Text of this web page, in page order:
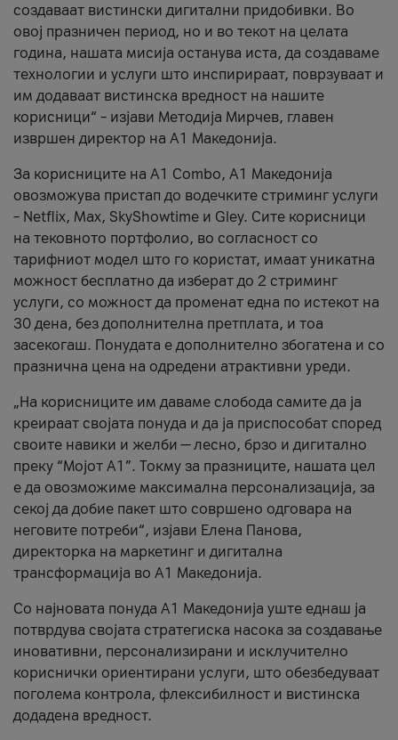
создаваат вистински дигитални придобивки. Во
овој празничен период, но и во текот на целата
година, нашата мисија останува иста, да создаваме
технологии и услуги што инспирираат, поврзуваат и
им додаваат вистинска вредност на нашите
корисници“ – изјави Методија Мирчев, главен
извршен директор на А1 Македонија.
За корисниците на A1 Combo, А1 Македонија
овозможува пристап до водечките стриминг услуги
– Netflix, Max, SkyShowtime и Gley. Сите корисници
на тековното портфолио, во согласност со
тарифниот модел што го користат, имаат уникатна
можност бесплатно да изберат до 2 стриминг
услуги, со можност да променат една по истекот на
30 дена, без дополнителна претплата, и тоа
засекогаш. Понудата е дополнително збогатена и со
празнична цена на одредени атрактивни уреди.
„На корисниците им даваме слобода самите да ја
креираат својата понуда и да ја приспособат според
своите навики и желби — лесно, брзо и дигитално
преку “Мојот А1”. Токму за празниците, нашата цел
е да овозможиме максимална персонализација, за
секој да добие пакет што совршено одговара на
неговите потреби“, изјави Елена Панова,
директорка на маркетинг и дигитална
трансформација во А1 Македонија.
Со најновата понуда А1 Македонија уште еднаш ја
потврдува својата стратегиска насока за создавање
иновативни, персонализирани и исклучително
кориснички ориентирани услуги, што обезбедуваат
поголема контрола, флексибилност и вистинска
додадена вредност.